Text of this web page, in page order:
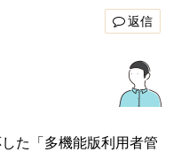
返信
た「多機能版利用者管